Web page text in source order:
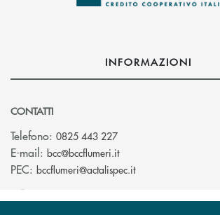
INFORMAZIONI
CONTATTI
Telefono: 0825 443 227
E-mail: bcc@bccflumeri.it(si apre l’app di
PEC: bccflumeri@actalispec.it(si apre l’app di